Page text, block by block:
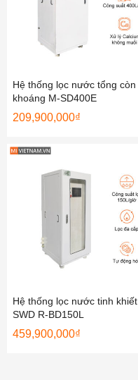
Hệ thống lọc nước tổng còn
khoáng M-SD400E
209,900,000₫
Hệ thống lọc nước tinh khiết
SWD R-BD150L
459,900,000₫